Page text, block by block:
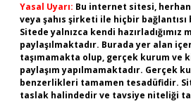
Yasal Uyarı: Bu internet sitesi,
veya şahıs şirketi ile hiçbir
Sitede yalnızca kendi hazırladığımız
paylaşılmaktadır. Burada yer alan
taşımamakta olup, gerçek kurum ve
paylaşım yapılmamaktadır. Gerçek
benzerlikleri tamamen tesadüfidir.
taslak halindedir ve tavsiye niteliği